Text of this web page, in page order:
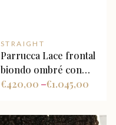
STRAIGHT
Parrucca Lace frontal
biondo ombré con
radice scura
420,00
€ – 1.045,00
€